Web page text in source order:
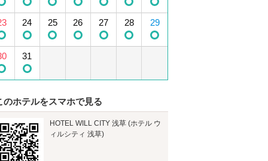
24 25 26 27 28 29
31
28 29 30
のホテルをスマホで見る
HOTEL WILL CITY 浅草 (ホテル ウ
ィルシティ 浅草)